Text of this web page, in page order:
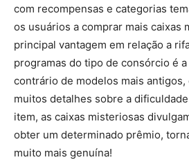
com recompensas e categorias
os usuários a comprar mais caixas
principal vantagem em relação a
programas do tipo de consórcio é
contrário de modelos mais antigos,
muitos detalhes sobre a
item, as caixas misteriosas
obter um determinado prêmio,
muito mais genuína!